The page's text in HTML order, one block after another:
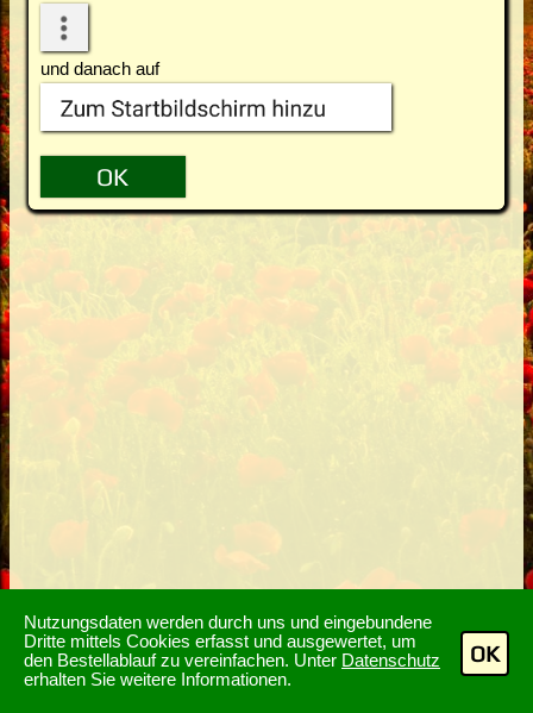
Nutzungsdaten werden durch uns und eingebundene
Dritte mittels Cookies erfasst und ausgewertet, um
den Bestellablauf zu vereinfachen. Unter Datenschutz
erhalten Sie weitere Informationen.
OK
und danach auf